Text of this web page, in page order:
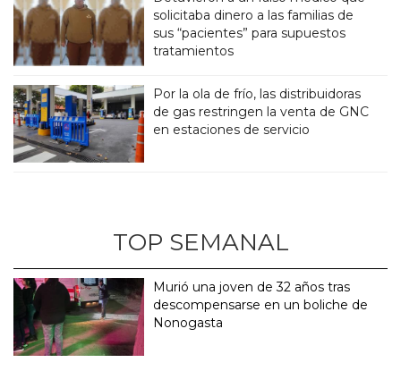
solicitaba dinero a las familias de
sus “pacientes” para supuestos
tratamientos
Por la ola de frío, las distribuidoras
de gas restringen la venta de GNC
en estaciones de servicio
TOP SEMANAL
Murió una joven de 32 años tras
descompensarse en un boliche de
Nonogasta